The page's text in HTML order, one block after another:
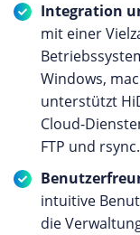
Integration
mit einer
Windows,
unterstützt
Cloud-
FTP und rsync.
intuitive
die